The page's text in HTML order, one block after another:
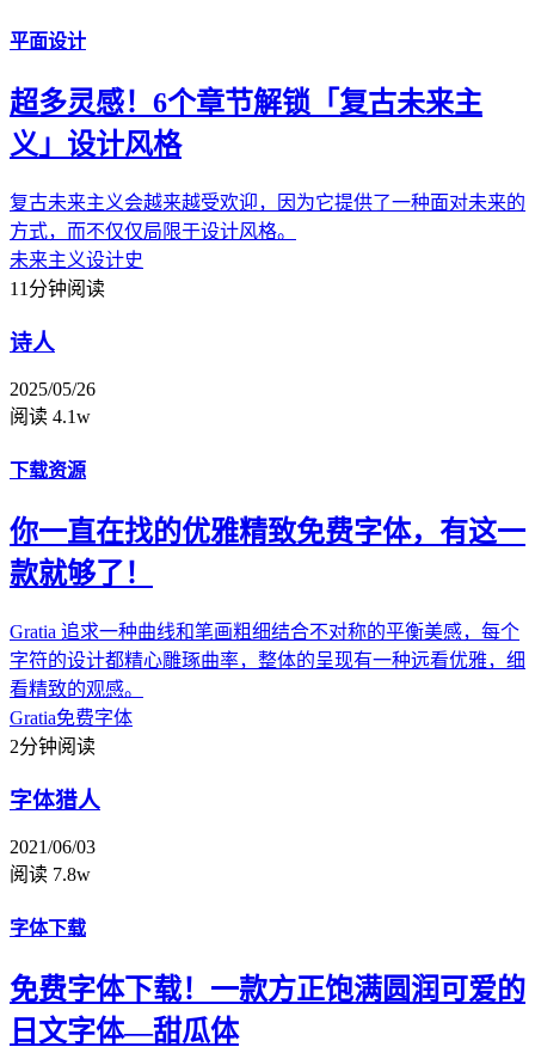
平面设计
超多灵感！6个章节解锁「复古未来主
义」设计风格
复古未来主义会越来越受欢迎，因为它提供了一种面对未来的
方式，而不仅仅局限于设计风格。
未来主义设计史
11分钟阅读
诗人
2025/05/26
阅读 4.1w
下载资源
你一直在找的优雅精致免费字体，有这一
款就够了！
Gratia 追求一种曲线和笔画粗细结合不对称的平衡美感，每个
字符的设计都精心雕琢曲率，整体的呈现有一种远看优雅，细
看精致的观感。
Gratia免费字体
2分钟阅读
字体猎人
2021/06/03
阅读 7.8w
字体下载
免费字体下载！一款方正饱满圆润可爱的
日文字体—甜瓜体